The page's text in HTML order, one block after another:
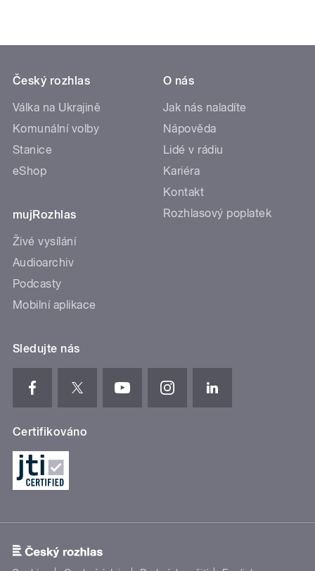
Český rozhlas
Válka na Ukrajině
Komunální volby
Stanice
eShop
mujRozhlas
Živé vysílání
Audioarchiv
Podcasty
Mobilní aplikace
O nás
Jak nás naladíte
Nápověda
Lidé v rádiu
Kariéra
Kontakt
Rozhlasový poplatek
Sledujte nás
Certifikováno